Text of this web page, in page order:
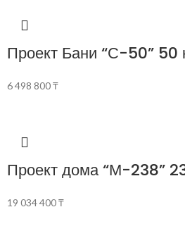
Проект Бани “С-50” 50
6 498 800₸
Проект дома “М-238”
19 034 400₸